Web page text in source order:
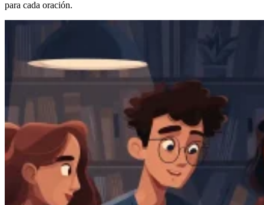
para cada oración.